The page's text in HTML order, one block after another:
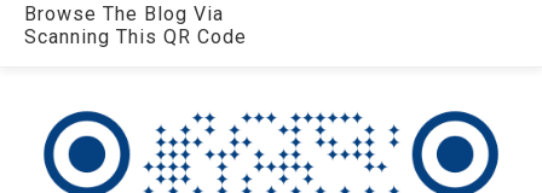
Browse The Blog Via
Scanning This QR Code